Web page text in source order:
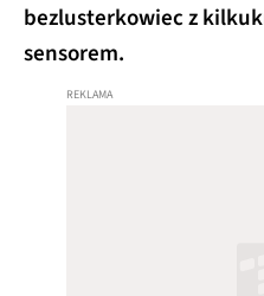
bezlusterkowiec z
sensorem.